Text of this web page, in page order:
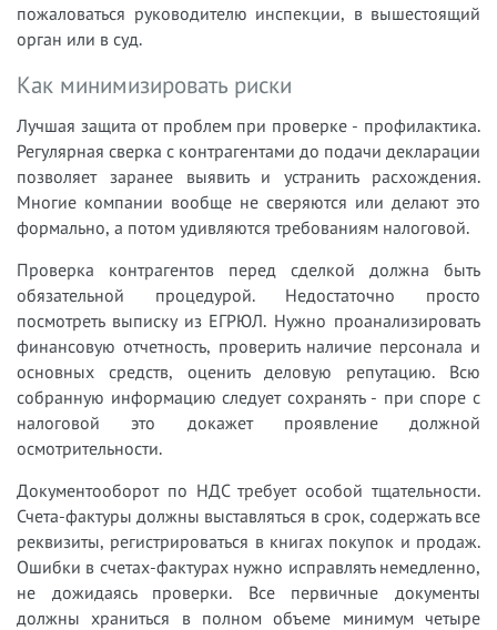
пожаловаться руководителю инспекции, в вышестоящий
орган или в суд.
Как минимизировать риски
Лучшая защита от проблем при проверке - профилактика.
Регулярная сверка с контрагентами до подачи декларации
позволяет заранее выявить и устранить расхождения.
Многие компании вообще не сверяются или делают это
формально, а потом удивляются требованиям налоговой.
Проверка контрагентов перед сделкой должна быть
обязательной процедурой. Недостаточно просто
посмотреть выписку из ЕГРЮЛ. Нужно проанализировать
финансовую отчетность, проверить наличие персонала и
основных средств, оценить деловую репутацию. Всю
собранную информацию следует сохранять - при споре с
налоговой это докажет проявление должной
осмотрительности.
Документооборот по НДС требует особой тщательности.
Счета-фактуры должны выставляться в срок, содержать все
реквизиты, регистрироваться в книгах покупок и продаж.
Ошибки в счетах-фактурах нужно исправлять немедленно,
не дожидаясь проверки. Все первичные документы
должны храниться в полном объеме минимум четыре